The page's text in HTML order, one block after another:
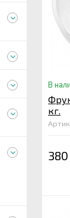
В
кг.
380